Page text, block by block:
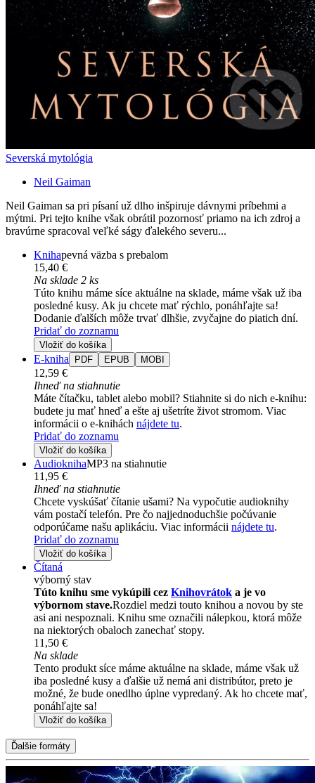
Severská mytológia
Neil Gaiman
Neil Gaiman sa pri písaní už dlho inšpiruje dávnymi príbehmi a
mýtmi. Pri tejto knihe však obrátil pozornosť priamo na ich zdroj a
bravúrne spracoval veľké ságy ďalekého severu...
Knihapevná väzba s prebalom
15,40 €
Na sklade 2 ks
Túto knihu máme síce aktuálne na sklade, máme však už iba
posledné kusy. Ak ju chcete mať rýchlo, ponáhľajte sa!
Dodanie ďalších môže trvať dlhšie, zvyčajne do piatich dní.
Pridať do zoznamu
Vložiť do košíka
E-kniha PDF EPUB MOBI
12,59 €
Ihneď na stiahnutie
Máte čítačku, tablet alebo mobil? Stiahnite si do nich e-knihu:
budete ju mať hneď a ešte aj ušetríte život stromom. Viac
informácii o e-knihách nájdete tu.
Pridať do zoznamu
Vložiť do košíka
AudioknihaMP3 na stiahnutie
11,95 €
Ihneď na stiahnutie
Chcete vyskúšať čítanie ušami? Na vypočutie audioknihy
vám postačí telefón. Pre čo najjednoduchšie počúvanie
odporúčame našu aplikáciu. Viac informácii nájdete tu.
Pridať do zoznamu
Vložiť do košíka
Čítaná
výborný stav
Túto knihu sme vykúpili cez Knihovrátok a je vo
výbornom stave.Rozdiel medzi touto knihou a novou by ste
asi ani nespoznali. Knihu sme označili nálepkou, ktorá môže
na niektorých obaloch zanechať stopy.
11,50 €
Na sklade
Tento produkt síce máme aktuálne na sklade, máme však už
iba posledné kusy a ďalšie už nemá ani distribútor, preto je
možné, že bude onedlho úplne vypredaný. Ak ho chcete mať,
ponáhľajte sa!
Vložiť do košíka
Ďalšie formáty